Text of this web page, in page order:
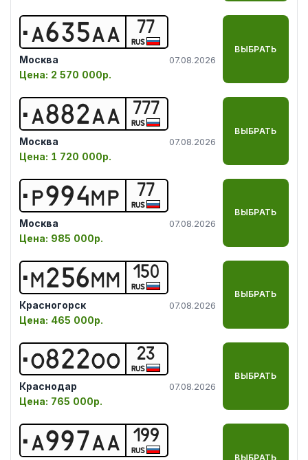
Р994МР 77
RUS
Москва 07.08.2026
Цена: 985 000р.
ВЫБРАТЬ
М256ММ 150
RUS
Красногорск 07.08.2026
Цена: 465 000р.
ВЫБРАТЬ
А635А А 77
RUS
Москва 07.08.2026
Цена: 2 570 000р.
ВЫБРАТЬ
О822ОО 23
RUS
Краснодар 07.08.2026
Цена: 765 000р.
ВЫБРАТЬ
А882 А А 777
RUS
Москва 07.08.2026
Цена: 1 720 000р.
ВЫБРАТЬ
А997А А 199
RUS
ВЫБРАТЬ